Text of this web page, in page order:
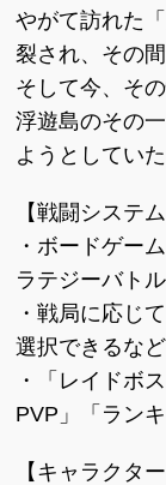
やがて訪れた
裂され、その
そして今、そ
浮遊島のその
ようとしてい
【戦闘システム
・ボードゲー
ラテジーバトル
・戦局に応じ
選択できるな
・「レイドボ
PVP」「ラン
【キャラクター